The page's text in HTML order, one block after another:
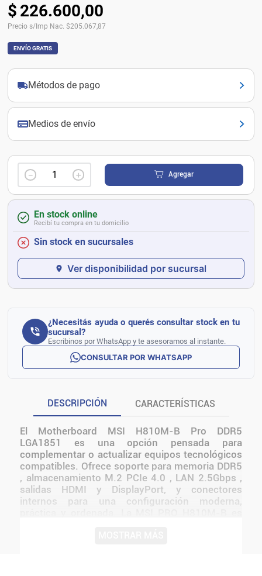
$ 226.600,00
Precio s/Imp Nac. $205.067,87
ENVÍO GRATIS
Métodos de pago
Medios de envío
＋
－ Agregar
En stock online
Recibí tu compra en tu domicilio
Sin stock en sucursales
Ver disponibilidad por sucursal
¿Necesitás ayuda o querés consultar stock en tu
sucursal?
Escribinos por WhatsApp y te asesoramos al instante.
CONSULTAR POR WHATSAPP
DESCRIPCIÓN CARACTERÍSTICAS
El Motherboard MSI H810M-B Pro DDR5
LGA1851 es una opción pensada para
complementar o actualizar equipos tecnológicos
compatibles. Ofrece soporte para memoria DDR5
, almacenamiento M.2 PCIe 4.0 , LAN 2.5Gbps ,
salidas HDMI y DisplayPort, y conectores
internos para una configuración moderna,